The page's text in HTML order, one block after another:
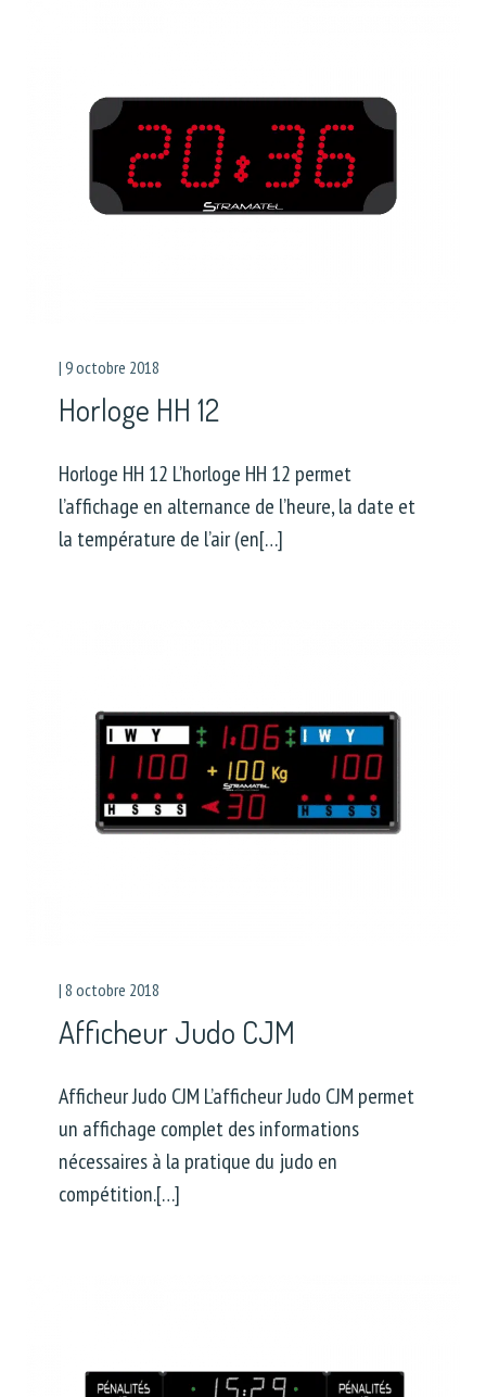
| 9 octobre 2018
Horloge HH 12
Horloge HH 12 L’horloge HH 12 permet
l’affichage en alternance de l’heure, la date et
la température de l’air (en[…]
| 8 octobre 2018
Afficheur Judo CJM
Afficheur Judo CJM L’afficheur Judo CJM permet
un affichage complet des informations
nécessaires à la pratique du judo en
compétition.[…]